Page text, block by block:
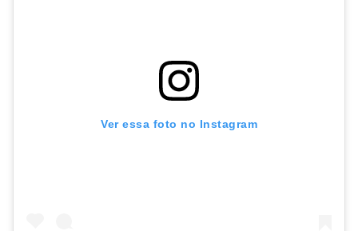
Ver essa foto no Instagram